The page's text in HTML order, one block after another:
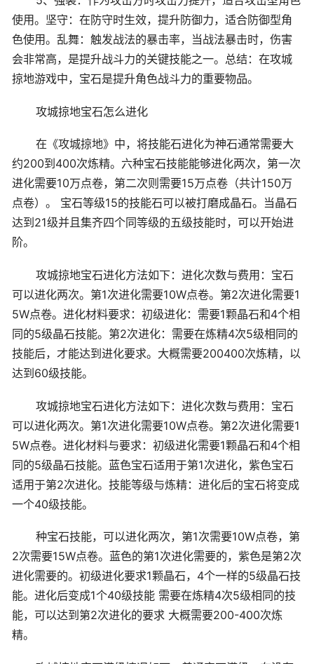
使用。坚守：在防守时生效，提升防御力，适合防御型角
色使用。乱舞：触发战法的暴击率，当战法暴击时，伤害
会非常高，是提升战斗力的关键技能之一。总结：在攻城
掠地游戏中，宝石是提升角色战斗力的重要物品。
攻城掠地宝石怎么进化
在《攻城掠地》中，将技能石进化为神石通常需要大
约200到400次炼精。六种宝石技能能够进化两次，第一次
进化需要10万点卷，第二次则需要15万点卷（共计150万
点卷）。 宝石等级15的技能石可以被打磨成晶石。当晶石
达到21级并且集齐四个同等级的五级技能时，可以开始进
阶。
攻城掠地宝石进化方法如下：进化次数与费用：宝石
可以进化两次。第1次进化需要10W点卷。第2次进化需要1
5W点卷。进化材料要求：初级进化：需要1颗晶石和4个相
同的5级晶石技能。第2次进化：需要在炼精4次5级相同的
技能后，才能达到进化要求。大概需要200400次炼精，以
达到60级技能。
攻城掠地宝石进化方法如下：进化次数与费用：宝石
可以进化两次。第1次进化需要10W点卷。第2次进化需要1
5W点卷。进化材料与要求：初级进化需要1颗晶石和4个相
同的5级晶石技能。蓝色宝石适用于第1次进化，紫色宝石
适用于第2次进化。技能等级与炼精：进化后的宝石将变成
一个40级技能。
种宝石技能，可以进化两次，第1次需要10W点卷，第
2次需要15W点卷。蓝色的第1次进化需要的，紫色是第2次
进化需要的。初级进化要求1颗晶石，4个一样的5级晶石技
能。进化后变成1个40级技能 需要在炼精4次5级相同的技
能，可以达到第2次进化的要求 大概需要200-400次炼
精。